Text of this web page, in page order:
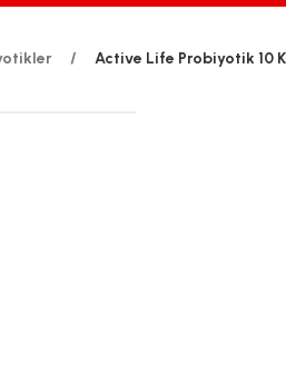
Active Life Probiyotik 10